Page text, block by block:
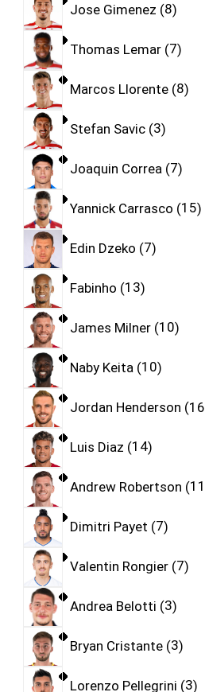
Jose Gimenez 8
Thomas Lemar 7
Marcos Llorente 8
Stefan Savic 3
Joaquin Correa 7
Yannick Carrasco 15
Edin Dzeko 7
Fabinho 13
James Milner 10
Naby Keita 10
Jordan Henderson 16
Luis Diaz 14
Andrew Robertson 11
Dimitri Payet 7
Valentin Rongier 7
Andrea Belotti 3
Bryan Cristante 3
Lorenzo Pellegrini 3